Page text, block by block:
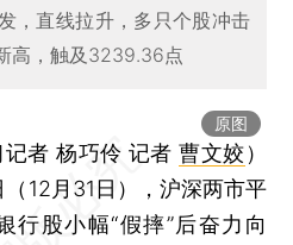
，直线拉升，多只个股冲击
高，触及3239.36点
原图
记者 杨巧伶 记者曹文姣）
12月31日），沪深两市平
行股小幅“假摔”后奋力向